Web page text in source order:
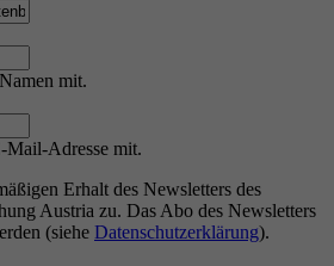
mit.
Mail-Adresse mit.
Erhalt des Newsletters des
Austria zu. Das Abo des Newsletters
(siehe Datenschutzerklärung).